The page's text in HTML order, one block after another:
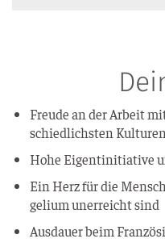
Freu­de an der Arbeit
schied­lichs­ten Kulturen
Hohe Eigen­t­in­itia­ti­ve
Ein Herz für die
ge­li­um uner­reicht sind
Aus­dau­er beim